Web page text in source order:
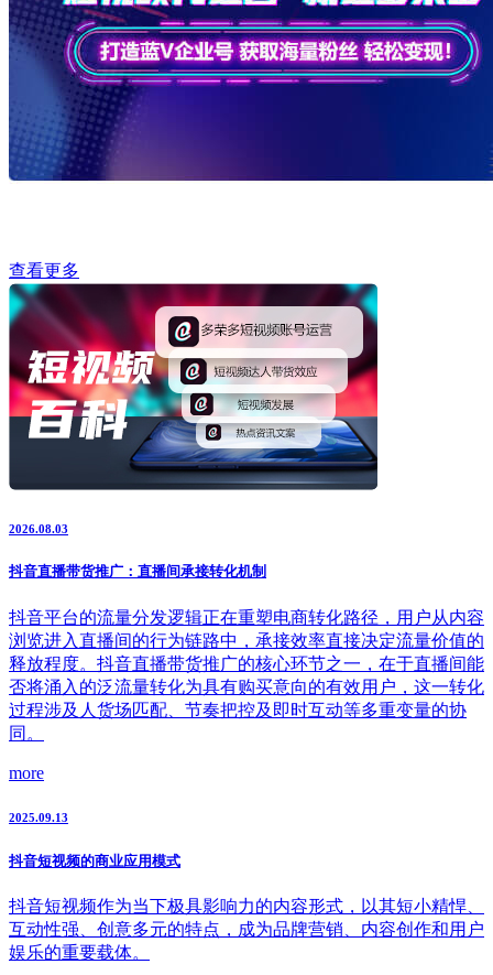
查看更多
2026.08.03
抖音直播带货推广：直播间承接转化机制
抖音平台的流量分发逻辑正在重塑电商转化路径，用户从内容
浏览进入直播间的行为链路中，承接效率直接决定流量价值的
释放程度。抖音直播带货推广的核心环节之一，在于直播间能
否将涌入的泛流量转化为具有购买意向的有效用户，这一转化
过程涉及人货场匹配、节奏把控及即时互动等多重变量的协
同。
more
2025.09.13
抖音短视频的商业应用模式
抖音短视频作为当下极具影响力的内容形式，以其短小精悍、
互动性强、创意多元的特点，成为品牌营销、内容创作和用户
娱乐的重要载体。